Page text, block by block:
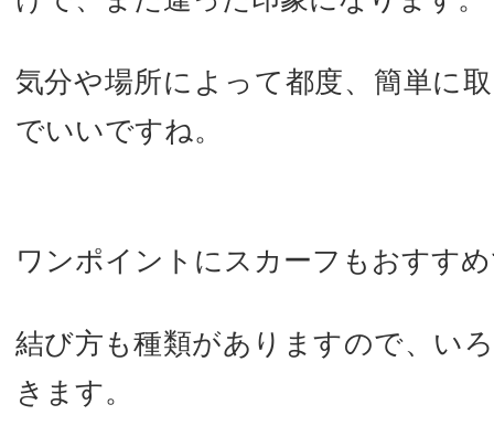
気分や場所によって都度、簡単に
でいいですね。
ワンポイントにスカーフもおすす
結び方も種類がありますので、い
きます。